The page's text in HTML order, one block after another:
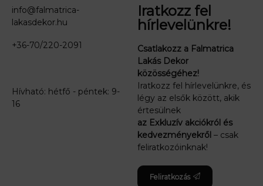
info@falmatrica-
lakasdekor.hu
+36-70/220-2091
Hívható: hétfő - péntek: 9-
16
Iratkozz fel
hírlevelünkre!
Csatlakozz a Falmatrica
Lakás Dekor
közösségéhez!
Iratkozz fel hírlevelünkre, és
légy az elsők között, akik
értesülnek
az Exkluzív akciókról és
kedvezményekről – csak
feliratkozóinknak!
Feliratkozás